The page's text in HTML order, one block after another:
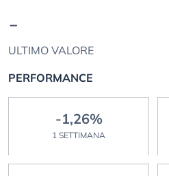
-
ULTIMO VALORE
PERFORMANCE
-1,26%
1 SETTIMANA